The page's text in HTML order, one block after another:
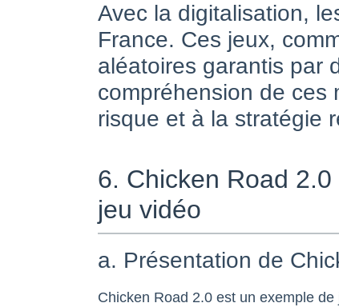
Avec la digitalisation,
France. Ces jeux,
aléatoires garantis par
compréhension de ces
risque et à la stratégie
6. Chicken Road
jeu vidéo
a. Présentation de
Chicken Road 2.0 est un exemple